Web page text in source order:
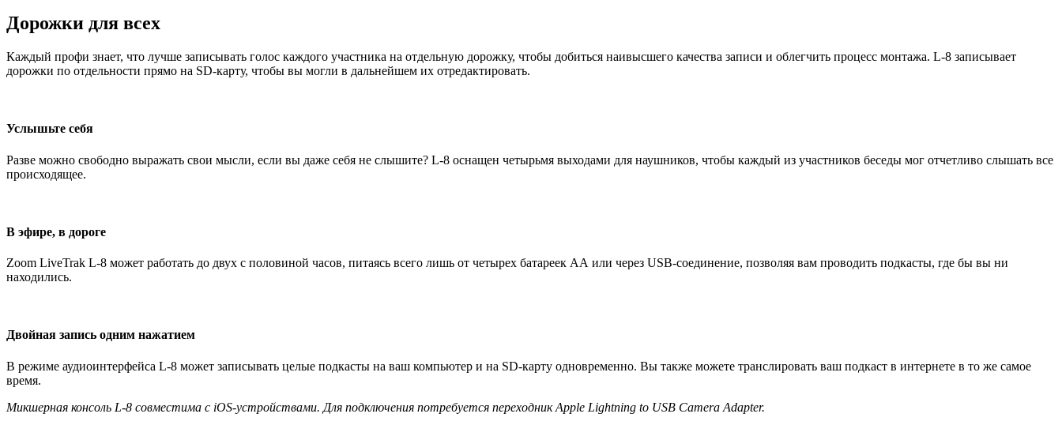
Дорожки для всех
Каждый профи знает, что лучше записывать голос каждого участника на отдельную дорожку, чтобы добиться наивысшего качества записи и облегчить процесс монтажа. L-8 записывает
дорожки по отдельности прямо на SD‑карту, чтобы вы могли в дальнейшем их отредактировать.
Услышьте себя
Разве можно свободно выражать свои мысли, если вы даже себя не слышите? L-8 оснащен четырьмя выходами для наушников, чтобы каждый из участников беседы мог отчетливо слышать все
происходящее.
В эфире, в дороге
Zoom LiveTrak L-8 может работать до двух с половиной часов, питаясь всего лишь от четырех батареек АА или через USB-соединение, позволяя вам проводить подкасты, где бы вы ни
находились.
Двойная запись одним нажатием
В режиме аудиоинтерфейса L-8 может записывать целые подкасты на ваш компьютер и на SD-карту одновременно. Вы также можете транслировать ваш подкаст в интернете в то же самое
время.
Микшерная консоль L-8 совместима с iOS-устройствами. Для подключения потребуется переходник Apple Lightning to USB Camera Adapter.